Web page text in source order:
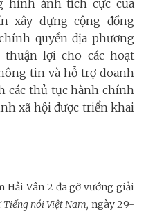
hình ảnh tích cực của
xây dựng cộng đồng
quyền địa phương
lợi cho các hoạt
tin và hỗ trợ doanh
các thủ tục hành chính
xã hội được triển khai
Hải Vân 2 đã gỡ vướng giải
Tiếng nói Việt Nam, ngày 29-